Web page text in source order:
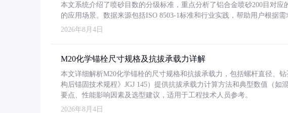
本文系统介绍了喷砂目数的分级标准，重点分析了铝合金喷砂200目对应
的应用场景。数据来源包括ISO 8503-1标准和行业实践，帮助用户根据需
2026年8月4日
M20化学锚栓尺寸规格及抗拔承载力详解
本文详细解析M20化学锚栓的尺寸规格和抗拔承载力，包括螺杆直径、
构后锚固技术规程》JGJ 145）提供抗拔承载力计算方法和典型数值（如
要点、性能影响因素及选型建议，适用于工程技术人员参考。
2026年8月4日